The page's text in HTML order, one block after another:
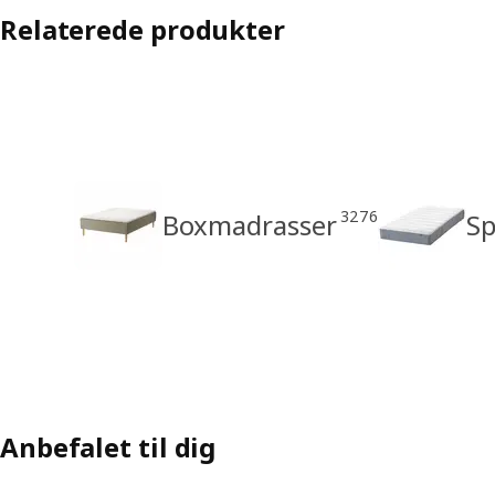
Relaterede produkter
Boxmadrasser 3276
Anbefalet til dig